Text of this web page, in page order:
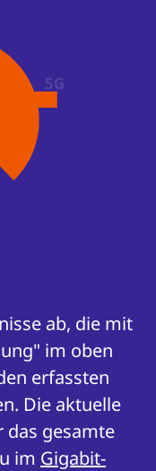
ab, die mit
im oben
erfassten
Die aktuelle
gesamte
im Gigabit-